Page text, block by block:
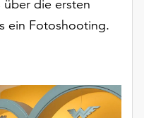
über die ersten
ein Fotoshooting.